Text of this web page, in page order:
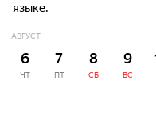
языке.
АВГУСТ
6
ЧТ
7
ПТ
8
СБ
9
ВС